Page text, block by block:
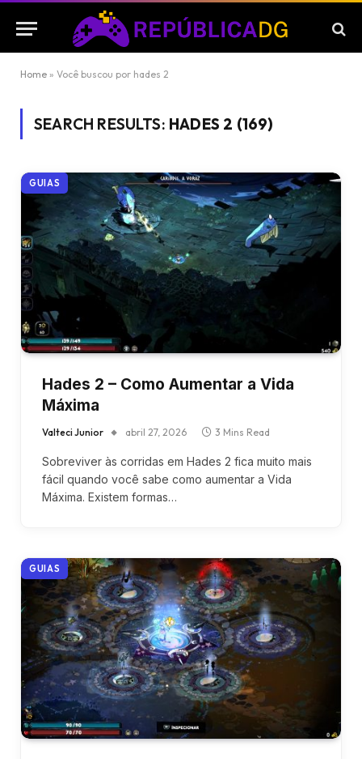
Home » Você buscou por hades 2
SEARCH RESULTS: HADES 2 (169)
GUIAS
Hades 2 – Como Aumentar a Vida
Máxima
Valteci Junior abril 27, 2026 3 Mins Read
Sobreviver às corridas em Hades 2 fica muito mais
fácil quando você sabe como aumentar a Vida
Máxima. Existem formas…
GUIAS